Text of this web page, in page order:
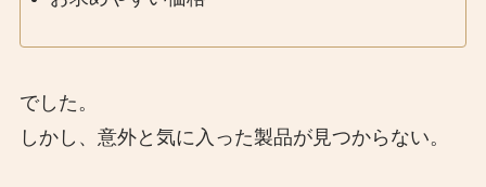
でした。
しかし、意外と気に入った製品が見つからない。